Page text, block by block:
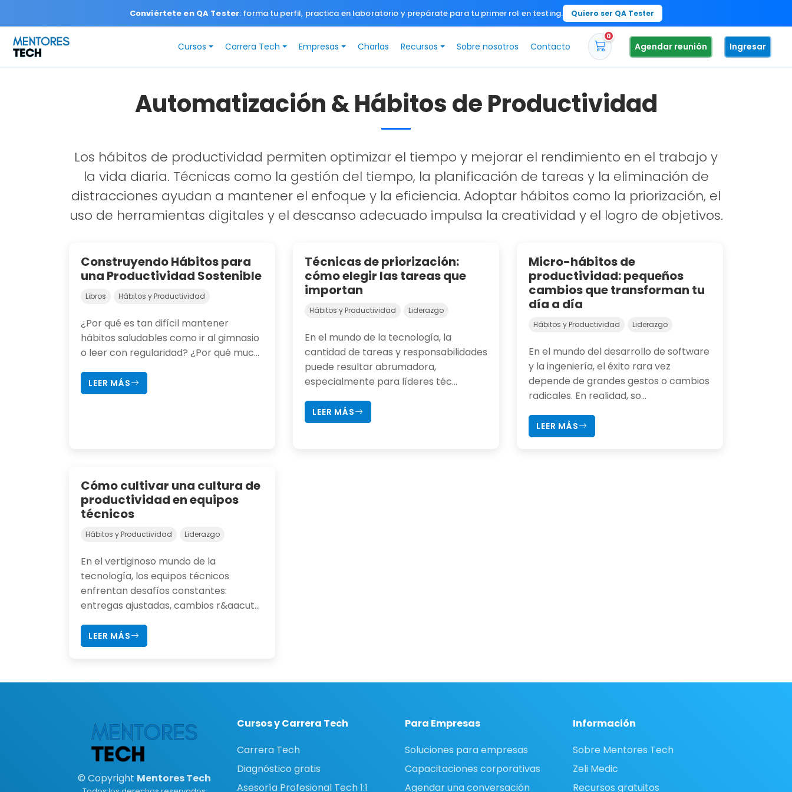
Conviértete en QA Tester: forma tu perfil, practica en laboratorio y prepárate para tu primer rol en testing. Quiero ser QA Tester
Cursos Carrera Tech Empresas Charlas Recursos Sobre nosotros Contacto
0
Agendar reunión Ingresar
Automatización & Hábitos de Productividad
Los hábitos de productividad permiten optimizar el tiempo y mejorar el rendimiento en el trabajo y
la vida diaria. Técnicas como la gestión del tiempo, la planificación de tareas y la eliminación de
distracciones ayudan a mantener el enfoque y la eficiencia. Adoptar hábitos como la priorización, el
uso de herramientas digitales y el descanso adecuado impulsa la creatividad y el logro de objetivos.
Construyendo Hábitos para
una Productividad Sostenible
Libros Hábitos y Productividad
¿Por qué es tan difícil mantener
hábitos saludables como ir al gimnasio
o leer con regularidad? ¿Por qué muc...
LEER MÁS
Técnicas de priorización:
cómo elegir las tareas que
importan
Hábitos y Productividad Liderazgo
En el mundo de la tecnología, la
cantidad de tareas y responsabilidades
puede resultar abrumadora,
especialmente para líderes téc...
LEER MÁS
Micro-hábitos de
productividad: pequeños
cambios que transforman tu
día a día
Hábitos y Productividad Liderazgo
En el mundo del desarrollo de software
y la ingeniería, el éxito rara vez
depende de grandes gestos o cambios
radicales. En realidad, so...
LEER MÁS
Cómo cultivar una cultura de
productividad en equipos
técnicos
Hábitos y Productividad Liderazgo
En el vertiginoso mundo de la
tecnología, los equipos técnicos
enfrentan desafíos constantes:
entregas ajustadas, cambios r&aacut...
LEER MÁS
© Copyright Mentores Tech
Cursos y Carrera Tech
Carrera Tech
Diagnóstico gratis
Asesoría Profesional Tech 1:1
Para Empresas
Soluciones para empresas
Capacitaciones corporativas
Agendar una conversación
Información
Sobre Mentores Tech
Zeli Medic
Recursos gratuitos